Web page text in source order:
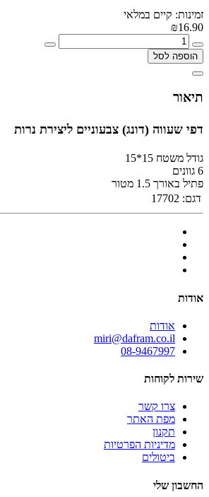
זמינות: קיים במלאי
₪16.90
הוספה לסל
תיאור
דפי שעווה (דונג) צבעוניים ליצירת נרות
גודל משטח 15*15
6 גוונים
פתיל באורך 1.5 מטור
דגם: 17702
אודות
אודות
miri@dafram.co.il
08-9467997
שירות לקוחות
צרו קשר
מפת האתר
תקנון
מדיניות הפרטיות
ביטולים
החשבון שלי